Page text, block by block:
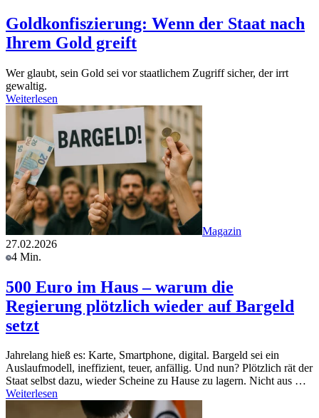
Goldkonfiszierung: Wenn der Staat nach
Ihrem Gold greift
Wer glaubt, sein Gold sei vor staatlichem Zugriff sicher, der irrt
gewaltig.
Weiterlesen
Magazin
27.02.2026
4 Min.
500 Euro im Haus – warum die
Regierung plötzlich wieder auf Bargeld
setzt
Jahrelang hieß es: Karte, Smartphone, digital. Bargeld sei ein
Auslaufmodell, ineffizient, teuer, anfällig. Und nun? Plötzlich rät der
Staat selbst dazu, wieder Scheine zu Hause zu lagern. Nicht aus …
Weiterlesen